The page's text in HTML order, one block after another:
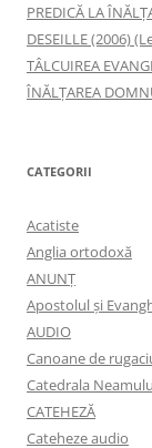
PREDICĂ LA
DESEILLE (2006)
TÂLCUIREA
ÎNĂLŢAREA
CATEGORII
Acatiste
Anglia ortodoxă
ANUNŢ
Apostolul şi
AUDIO
Canoane de
Catedrala
CATEHEZĂ
Cateheze audio